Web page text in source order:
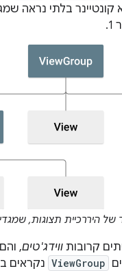
קונטיינר בלתי נראה
של היררכיית תצוגות,
קרובות ווידג'טים,
ViewGroup נקראים